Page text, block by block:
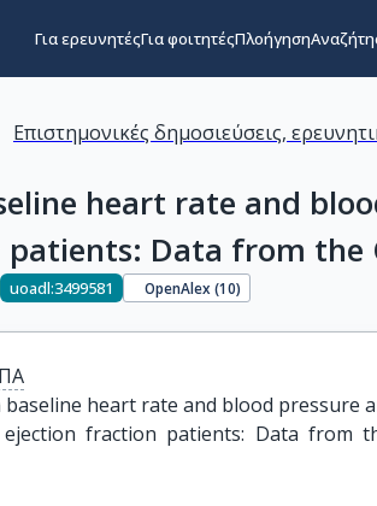
Για ερευνητέςΓια φοιτητέςΠλοήγηση
Επιστημονικές δημοσιεύσεις,
heart rate and
Data from the
uoadl:3499581 OpenAlex (10)
baseline heart rate and blood pressure
fraction patients: Data from